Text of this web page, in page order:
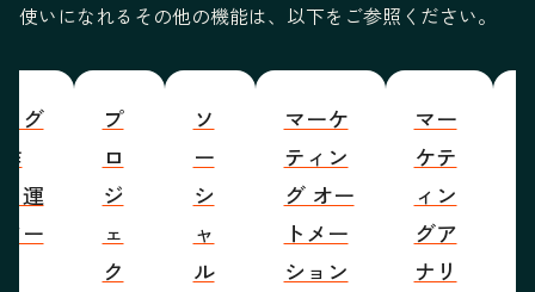
使いになれるその他の機能は、以下をご参照ください。
グ
運
ー
プ
ロ
ジ
ェ
ク
ソ
ー
シ
ャ
ル
マーケ
ティン
グ オー
トメー
ション
マー
ケテ
ィン
グア
ナリ